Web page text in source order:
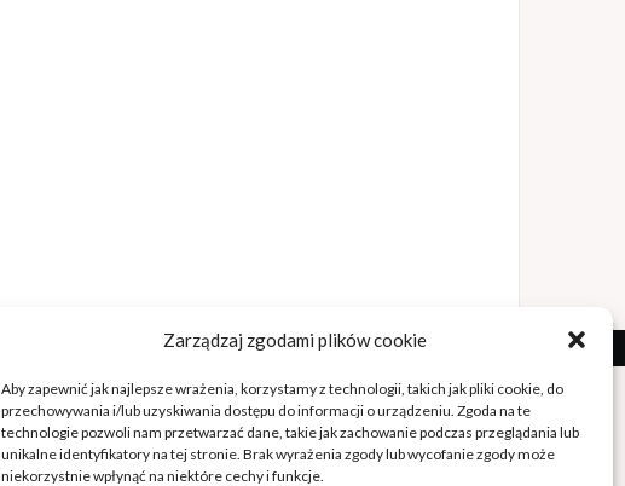
Zarządzaj zgodami plików cookie
Aby zapewnić jak najlepsze wrażenia, korzystamy z technologii, takich jak pliki cookie, do
przechowywania i/lub uzyskiwania dostępu do informacji o urządzeniu. Zgoda na te
technologie pozwoli nam przetwarzać dane, takie jak zachowanie podczas przeglądania lub
unikalne identyfikatory na tej stronie. Brak wyrażenia zgody lub wycofanie zgody może
niekorzystnie wpłynąć na niektóre cechy i funkcje.